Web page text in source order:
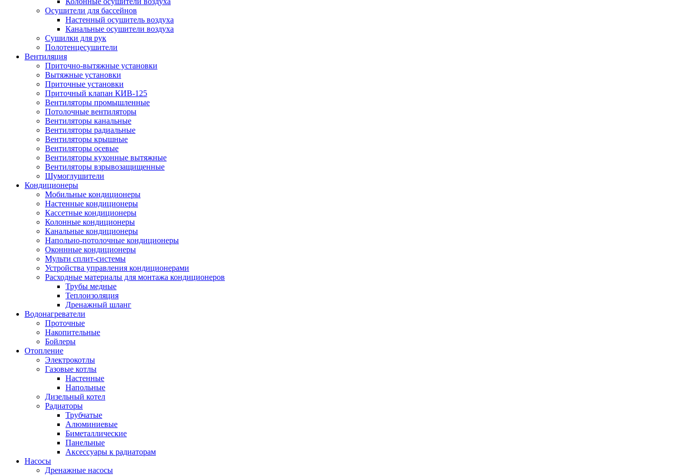
Осушители для бассейнов
Настенный осушитель воздуха
Канальные осушители воздуха
Сушилки для рук
Полотенцесушители
Вентиляция
Приточно-вытяжные установки
Вытяжные установки
Приточные установки
Приточный клапан КИВ-125
Вентиляторы промышленные
Потолочные вентиляторы
Вентиляторы канальные
Вентиляторы радиальные
Вентиляторы крышные
Вентиляторы осевые
Вентиляторы кухонные вытяжные
Вентиляторы взрывозащищенные
Шумоглушители
Кондиционеры
Мобильные кондиционеры
Настенные кондиционеры
Кассетные кондиционеры
Колонные кондиционеры
Канальные кондиционеры
Напольно-потолочные кондиционеры
Оконнные кондиционеры
Мульти сплит-системы
Устройства управления кондиционерами
Расходные материалы для монтажа кондиционеров
Трубы медные
Теплоизоляция
Дренажный шланг
Водонагреватели
Проточные
Накопительные
Бойлеры
Отопление
Электрокотлы
Газовые котлы
Настенные
Напольные
Дизельный котел
Радиаторы
Трубчатые
Алюминиевые
Биметаллические
Панельные
Аксессуары к радиаторам
Насосы
Дренажные насосы